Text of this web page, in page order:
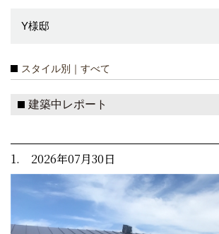
Y様邸
スタイル別｜すべて
建築中レポート
1. 2026年07月30日